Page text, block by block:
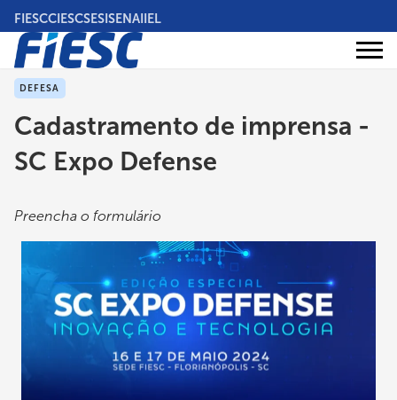
Pular
para
conteúdo
principal
FIESCCIESCSESISENAIIEL
Áreas
DEFESA
Cadastramento de imprensa -
SC Expo Defense
Preencha o formulário